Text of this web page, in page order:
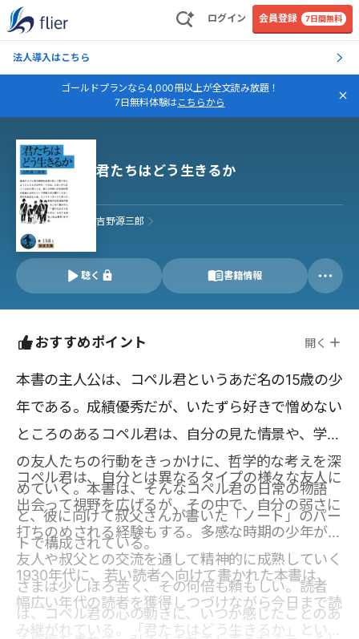
ログイン 会員登録 7日間無料
法人導入はこちら
ゴールドプランなら4,000冊以上が全文読み放題！
7日無料体験はこちらから
君たちはどう生きるか
吉野源三郎
聴く 書籍情報
おすすめポイント 開く
本書の主人公は、コペル君というあだ名の15歳の少
年である。成績優秀だが、いたずら好きで憎めない
ところのあるコペル君は、自分の見た情景や、学校
の友人たちの行動をきっかけに、哲学的な考えを深
めていく。本書は、そんなコペル君の日常の物語
と、彼に向けて叔父さんが書いた「ノート」のパー
トで構成されている。
コペル君は、自分とは異なるタイプの様々な友人に
出会って視野を広げるが、その中で、自分の弱さに
打ちのめされる経験もする。多感な時期の少年が、
友人や叔父との交流を通して精神的に成熟していく
さまは少しほろ苦く、その何倍も頼もしい。読者
は、コペル君の心の動きに、いつか感じたことのあ
1930年代に、若い読者へ向けて書かれた本書は、
幅広い年代の読者を獲得しつづけながら今日まで読
み継がれている。「君たちはどう生きるか」という